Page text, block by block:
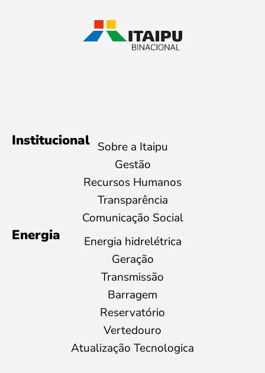
Institucional Sobre a Itaipu
Gestão
Recursos Humanos
Transparência
Comunicação Social
Energia
Energia hidrelétrica
Geração
Transmissão
Barragem
Reservatório
Vertedouro
Atualização Tecnologica